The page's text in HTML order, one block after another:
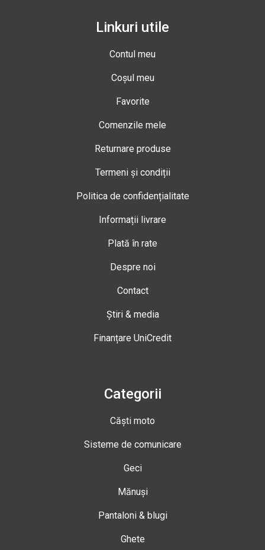
Linkuri utile
Contul meu
Coșul meu
Favorite
Comenzile mele
Returnare produse
Termeni și condiții
Politica de confidențialitate
Informații livrare
Plată în rate
Despre noi
Contact
Știri & media
Finanțare UniCredit
Categorii
Căști moto
Sisteme de comunicare
Geci
Mănuși
Pantaloni & blugi
Ghete